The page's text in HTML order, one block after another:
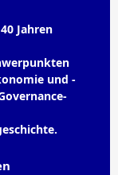
Jahren
und -